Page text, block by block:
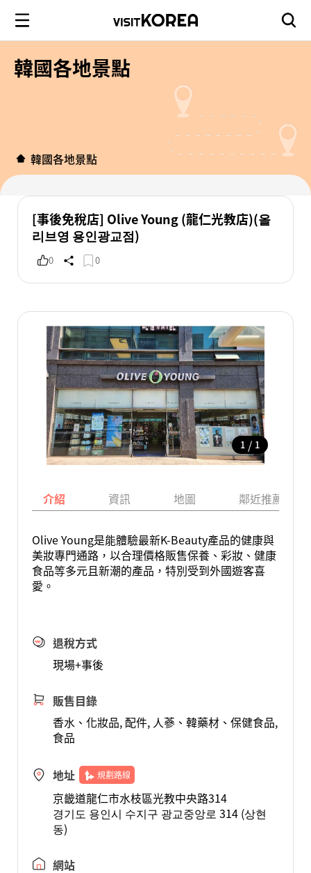
韓國各地景點
韓國各地景點
[事後免稅店] Olive Young (龍仁光教店)(올
리브영 용인광교점)
0 0
1 / 1
介紹 資訊 地圖 鄰近推薦景點
Olive Young是能體驗最新K-Beauty產品的健康與
美妝專門通路，以合理價格販售保養、彩妝、健康
食品等多元且新潮的產品，特別受到外國遊客喜
愛。
退稅方式
現場+事後
販售目錄
香水、化妝品, 配件, 人蔘、韓藥材、保健食品,
食品
地址 規劃路線
京畿道龍仁市水枝區光教中央路314
경기도 용인시 수지구 광교중앙로 314 (상현
동)
網站